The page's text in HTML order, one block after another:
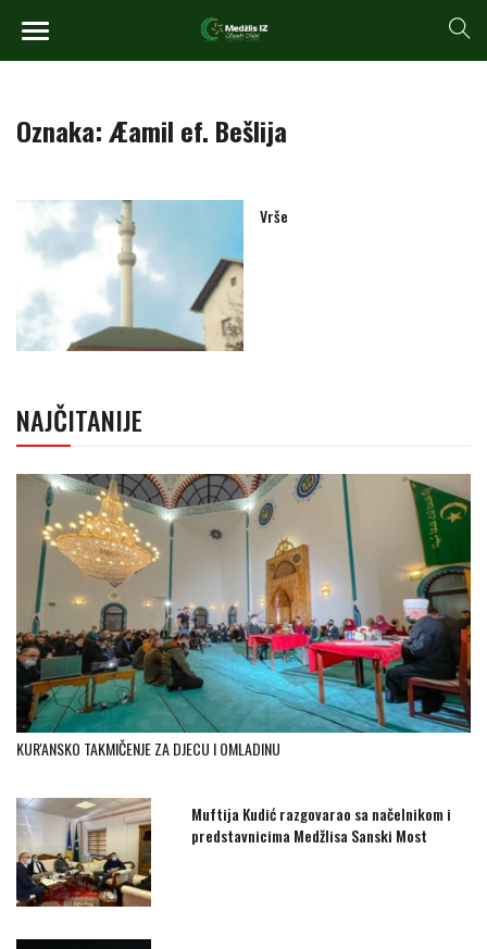
Oznaka:Æamil ef. Bešlija
Vrše
NAJČITANIJE
KUR'ANSKO TAKMIČENJE ZA DJECU I OMLADINU
Muftija Kudić razgovarao sa načelnikom i
predstavnicima Medžlisa Sanski Most